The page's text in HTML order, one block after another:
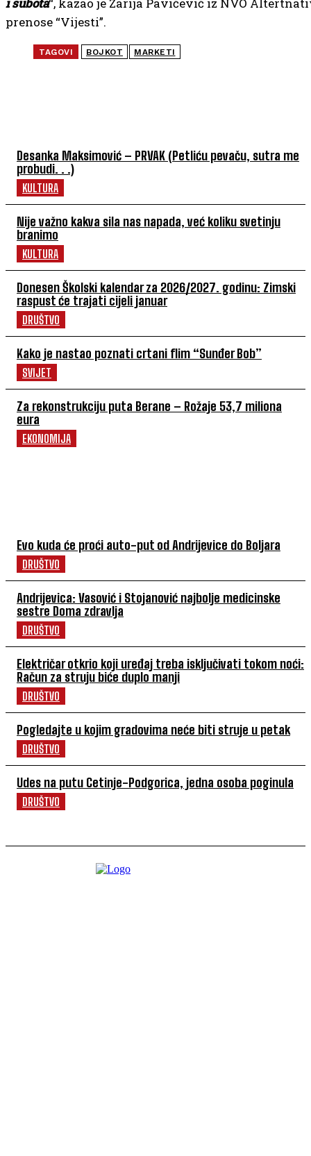
Desanka Maksimović – PRVAK (Petliću pevaču, sutra me
probudi. . .)
KULTURA
Nije važno kakva sila nas napada, već koliku svetinju
branimo
KULTURA
Donesen Školski kalendar za 2026/2027. godinu: Zimski
raspust će trajati cijeli januar
DRUŠTVO
Kako je nastao poznati crtani flim “Sunđer Bob”
SVIJET
Za rekonstrukciju puta Berane – Rožaje 53,7 miliona
eura
EKONOMIJA
Evo kuda će proći auto-put od Andrijevice do Boljara
DRUŠTVO
Andrijevica: Vasović i Stojanović najbolje medicinske
sestre Doma zdravlja
DRUŠTVO
Električar otkrio koji uređaj treba isključivati tokom noći:
Račun za struju biće duplo manji
DRUŠTVO
Pogledajte u kojim gradovima neće biti struje u petak
DRUŠTVO
Udes na putu Cetinje-Podgorica, jedna osoba poginula
DRUŠTVO
prenose “Vijesti”.
TAGOVI BOJKOT MARKETI